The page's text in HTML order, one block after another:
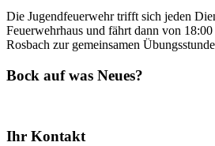
Die Jugendfeuerwehr trifft sich jeden
Feuerwehrhaus und fährt dann von
Rosbach zur gemeinsamen
Bock auf was Neues?
Ihr Kontakt